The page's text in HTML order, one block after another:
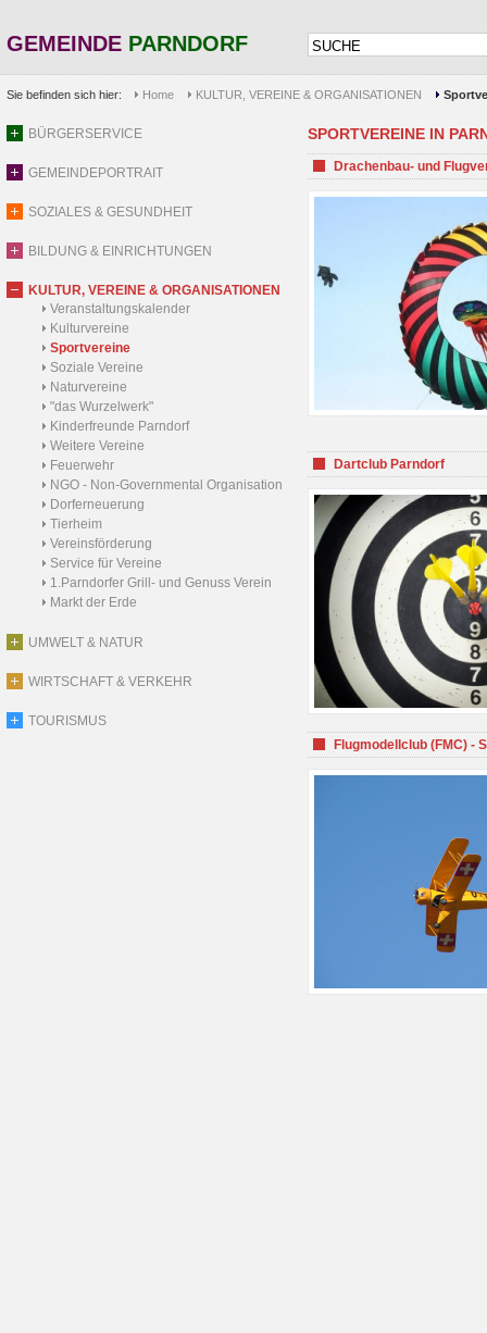
GEMEINDE PARNDORF
Sie befinden sich hier: Home KULTUR, VEREINE & ORGANISATIONEN
BÜRGERSERVICE
GEMEINDEPORTRAIT
SOZIALES & GESUNDHEIT
BILDUNG & EINRICHTUNGEN
KULTUR, VEREINE & ORGANISATIONEN
Veranstaltungskalender
Kulturvereine
Sportvereine
Soziale Vereine
Naturvereine
"das Wurzelwerk"
Kinderfreunde Parndorf
Weitere Vereine
Feuerwehr
NGO - Non-Governmental Organisation
Dorferneuerung
Tierheim
Vereinsförderung
Service für Vereine
1.Parndorfer Grill- und Genuss Verein
Markt der Erde
UMWELT & NATUR
WIRTSCHAFT & VERKEHR
TOURISMUS
SPORTVEREINE IN
Drachenbau- und
Dartclub Parndorf
Flugmodellclub (FMC) -